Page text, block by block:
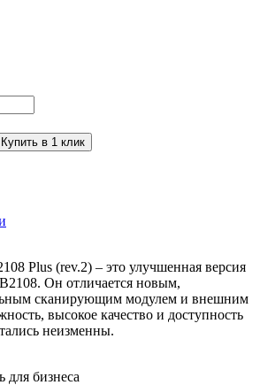
Купить в 1 клик
Plus (rev.2) – это улучшенная версия
Он отличается новым,
сканирующим модулем и внешним
высокое качество и доступность
неизменны.
бизнеса